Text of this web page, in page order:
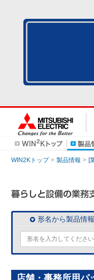
WIN2Kトップ 製品情報 [
形名から製品情